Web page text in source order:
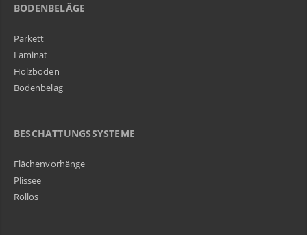
BODENBELÄGE
Parkett
Laminat
Holzboden
Bodenbelag
BESCHATTUNGSSYSTEME
Flächenvorhänge
Plissee
Rollos